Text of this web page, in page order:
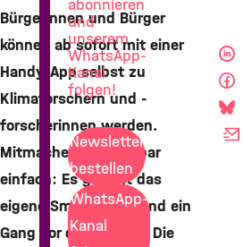
Bürgerinnen und Bürger
können ab sofort mit einer
Handy-App selbst zu
Klimaforschern und -
forscherinnen werden.
Mitmachen ist denkbar
einfach: Es genügt das
eigene Smartphone und ein
Gang vor die Haustür. Die
abonnieren
und
unserem
WhatsApp-
Kanal
folgen!
Newsletter
bestellen
WhatsApp-
Kanal